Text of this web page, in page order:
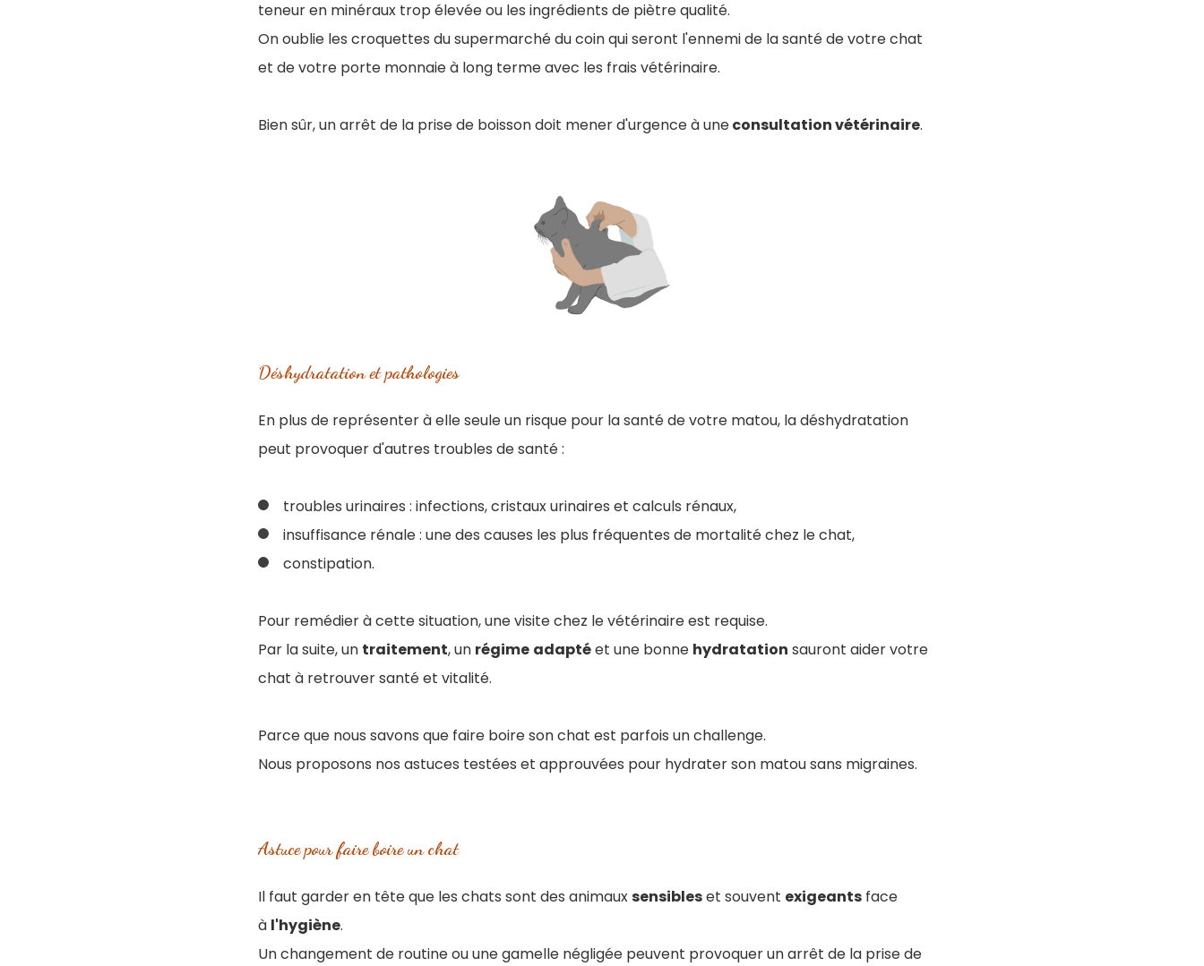
teneur en minéraux trop élevée ou les ingrédients de piètre qualité.
On oublie les croquettes du supermarché du coin qui seront l'ennemi de la santé de votre chat
et de votre porte monnaie à long terme avec les frais vétérinaire.
Bien sûr, un arrêt de la prise de boisson doit mener d'urgence à uneconsultation vétérinaire.
Déshydratation et pathologies
En plus de représenter à elle seule un risque pour la santé de votre matou, la déshydratation
peut provoquer d'autres troubles de santé :
troubles urinaires : infections, cristaux urinaires et calculs rénaux,
insuffisance rénale : une des causes les plus fréquentes de mortalité chez le chat,
constipation.
Pour remédier à cette situation, une visite chez le vétérinaire est requise.
Par la suite, un traitement, un régime adaptéet une bonne hydratation sauront aider votre
chat à retrouver santé et vitalité.
Parce que nous savons que faire boire son chat est parfois un challenge.
Nous proposons nos astuces testées et approuvées pour hydrater son matou sans migraines.
Astuce pour faire boire un chat
Il faut garder en tête que les chats sont des animauxsensibleset souvent exigeants face
à l'hygiène.
Un changement de routine ou une gamelle négligée peuvent provoquer un arrêt de la prise de